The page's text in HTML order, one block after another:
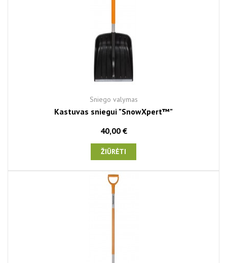
Sniego valymas
Kastuvas sniegui "SnowXpert™"
40,00 €
ŽIŪRĖTI